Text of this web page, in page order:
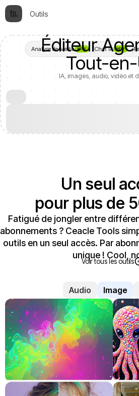
Outils
Analyse de Média NEW Chat IA NEW
Éditeur
Tout-
IA, images, audio, vidéo et
Un seul
pour plus de
Fatigué de jongler entre
abonnements ? Ceacle Tools
outils en un seul accès. Par
unique ! Cool,
Voir tous les outils
Audio Image
Générer une image